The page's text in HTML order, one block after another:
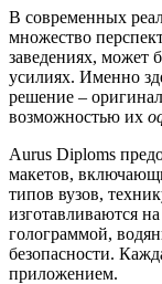
В современных
множество
заведениях, может
усилиях. Именно
решение –
возможностью их
Aurus Diploms
макетов,
типов вузов,
изготавливаются
голограммой,
безопасности.
приложением.